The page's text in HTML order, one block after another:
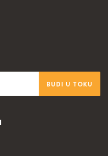
BUDI U TOKU